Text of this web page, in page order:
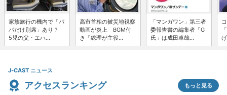
家族旅行の機内で「パ
パだけ別席」あり？
5児の父・エハ...
高市首相の被災地視察
動画が炎上 BGM付
き「総理が主役...
「マンガワン」第三者
委報告書の編集者「G
氏」は成田卓哉...
J-CAST ニュース
アクセスランキング もっと見る